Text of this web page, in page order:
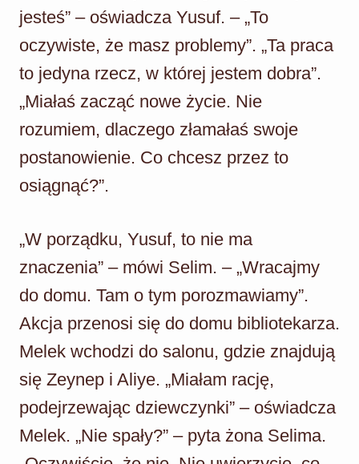
jesteś” – oświadcza Yusuf. – „To
oczywiste, że masz problemy”. „Ta praca
to jedyna rzecz, w której jestem dobra”.
„Miałaś zacząć nowe życie. Nie
rozumiem, dlaczego złamałaś swoje
postanowienie. Co chcesz przez to
osiągnąć?”.
„W porządku, Yusuf, to nie ma
znaczenia” – mówi Selim. – „Wracajmy
do domu. Tam o tym porozmawiamy”.
Akcja przenosi się do domu bibliotekarza.
Melek wchodzi do salonu, gdzie znajdują
się Zeynep i Aliye. „Miałam rację,
podejrzewając dziewczynki” – oświadcza
Melek. „Nie spały?” – pyta żona Selima.